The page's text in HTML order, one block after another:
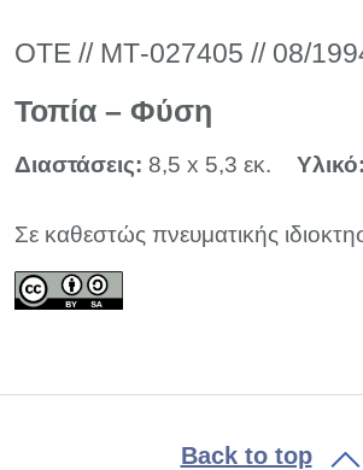
ΟΤΕ // ΜΤ-027405 // 08/
Τοπία – Φύση
Διαστάσεις: 8,5 x 5,3 εκ. Υλικό:
Σε καθεστώς πνευματικής
Back to top